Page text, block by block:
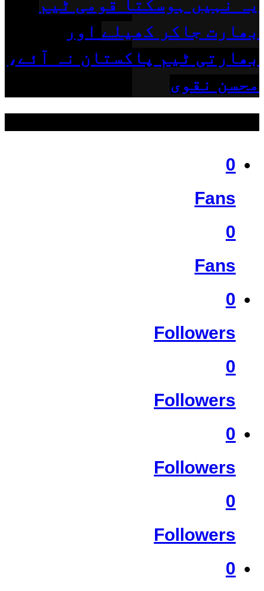
یہ نہیں ہوسکتا قومی ٹیم
بھارت جاکر کھیلے اور
بھارتی ٹیم پاکستان نہ آئے،
محسن نقوی
0
Fans
0
Fans
0
Followers
0
Followers
0
Followers
0
Followers
0